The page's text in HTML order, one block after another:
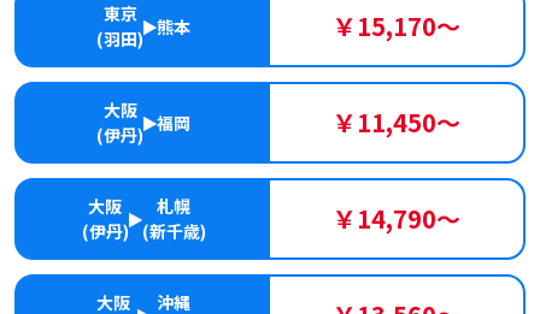
東京
(羽田)
熊本 ￥15,170～
大阪
(伊丹)
福岡 ￥11,450～
大阪
(伊丹)
札幌
(新千歳)
￥14,790～
大阪 沖縄